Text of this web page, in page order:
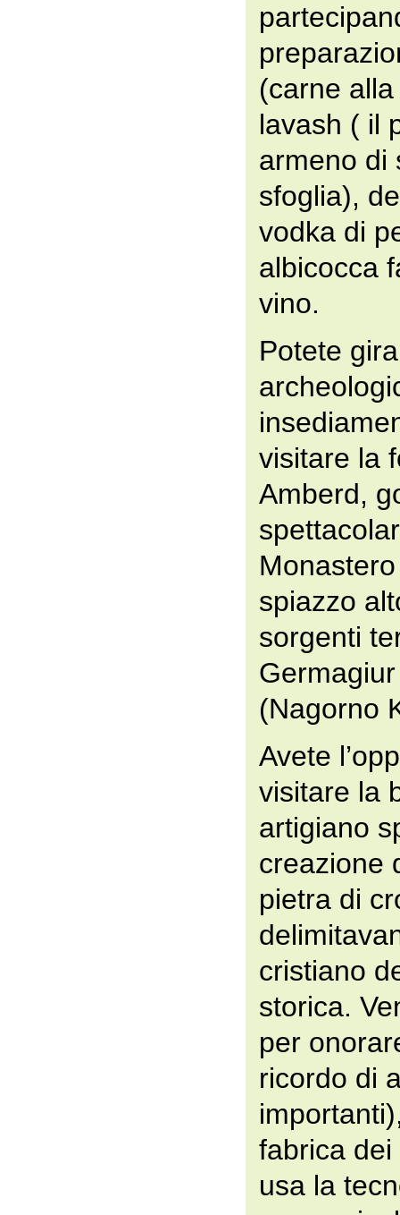
(carne
lavash ( il
armeno di
sfoglia),
vodka di
albicocca
vino.
Potete
visitare la
Amberd,
spiazzo
sorgenti
(Nagorno
Avete
visitare la
artigiano
creazione
pietra di
cristiano
storica.
per
ricordo di
fabrica
usa la